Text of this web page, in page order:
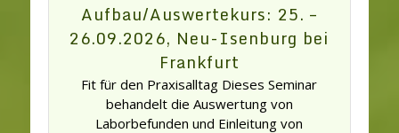
Aufbau/Auswertekurs: 25. –
26.09.2026, Neu-Isenburg bei
Frankfurt
Fit für den Praxisalltag Dieses Seminar
behandelt die Auswertung von
Laborbefunden und Einleitung von